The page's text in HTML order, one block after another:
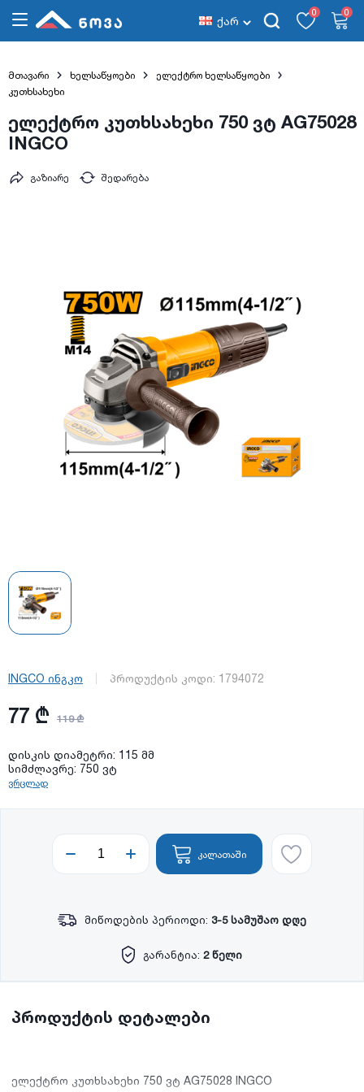
ქარ
0 0
მთავარი ხელსაწყოები
ელექტრო ხელსაწყოები
კუთხსახეხი
ელექტრო კუთხსახეხი 750 ვტ AG75028
INGCO
შედარება
გაზიარე
INGCO ინგკო პროდუქტის კოდი: 1794072
77 ₾ 119 ₾
დისკის დიამეტრი: 115 მმ
სიმძლავრე: 750 ვტ
ვრცლად
კალათაში
მიწოდების პერიოდი: 3-5 სამუშაო დღე
გარანტია: 2 წელი
პროდუქტის დეტალები
ელექტრო კუთხსახეხი 750 ვტ AG75028 INGCO